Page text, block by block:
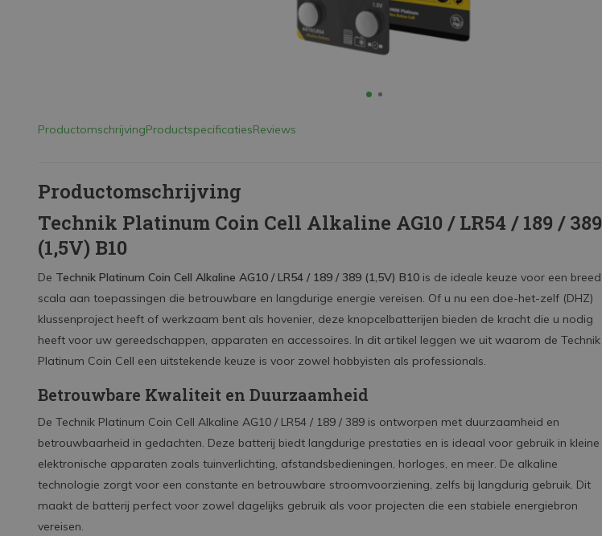
ProductomschrijvingProductspecificatiesReviews
Productomschrijving
Technik Platinum Coin Cell Alkaline AG10 / LR54 / 189 / 389
(1,5V) B10
De Technik Platinum Coin Cell Alkaline AG10 / LR54 / 189 / 389 (1,5V) B10 is de ideale keuze voor een breed
scala aan toepassingen die betrouwbare en langdurige energie vereisen. Of u nu een doe-het-zelf (DHZ)
klussenproject heeft of werkzaam bent als hovenier, deze knopcelbatterijen bieden de kracht die u nodig
heeft voor uw gereedschappen, apparaten en accessoires. In dit artikel leggen we uit waarom de Technik
Platinum Coin Cell een uitstekende keuze is voor zowel hobbyisten als professionals.
Betrouwbare Kwaliteit en Duurzaamheid
De Technik Platinum Coin Cell Alkaline AG10 / LR54 / 189 / 389 is ontworpen met duurzaamheid en
betrouwbaarheid in gedachten. Deze batterij biedt langdurige prestaties en is ideaal voor gebruik in kleine
elektronische apparaten zoals tuinverlichting, afstandsbedieningen, horloges, en meer. De alkaline
technologie zorgt voor een constante en betrouwbare stroomvoorziening, zelfs bij langdurig gebruik. Dit
maakt de batterij perfect voor zowel dagelijks gebruik als voor projecten die een stabiele energiebron
vereisen.